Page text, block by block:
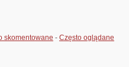
skomentowane - Często oglądane